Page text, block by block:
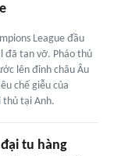
League đầu
đã tan vỡ. Pháo thủ
lên đỉnh châu Âu
chế giễu của
thủ tại Anh.
tu hàng